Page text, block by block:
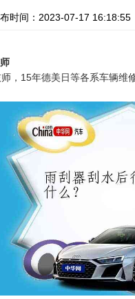
时间：2023-07-17 16:18:55